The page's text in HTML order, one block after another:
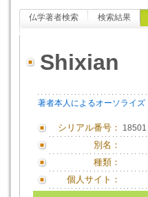
仏学著者検索 検索結果
Shixian
著者本人によるオーソライズ
シリアル番号： 18501
別名：
種類：
個人サイト：